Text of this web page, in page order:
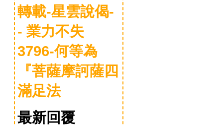
轉載-星雲說偈-
- 業力不失
3796-何等為
『菩薩摩訶薩四
滿足法
最新回覆